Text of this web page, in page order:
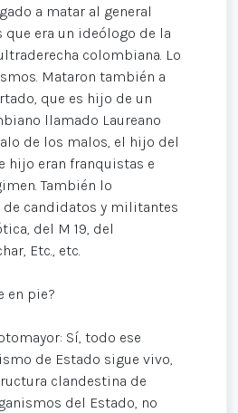
a matar al general
que era un ideólogo de la
colombiana. Lo
Mataron también a
que es hijo de un
llamado Laureano
de los malos, el hijo del
hijo eran franquistas e
También lo
de candidatos y militantes
del M 19, del
Etc., etc.
en pie?
Sí, todo ese
de Estado sigue vivo,
clandestina de
del Estado, no